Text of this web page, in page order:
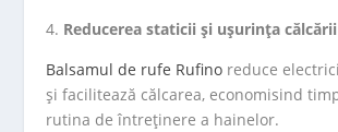
Reducerea staticii și ușurința călcării
Balsamul de rufe Rufino reduce
și facilitează călcarea, economisind
rutina de întreținere a hainelor.